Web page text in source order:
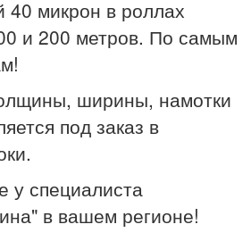
40 микрон в роллах
и 200 метров. По самым
ширины, намотки
под заказ в
у специалиста
в вашем регионе!